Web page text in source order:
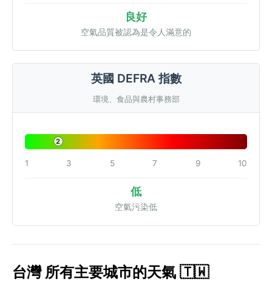
良好
空氣品質被認為是令人滿意的
英國 DEFRA 指數
環境、食品與農村事務部
2
1 3 5 7 9 10
低
空氣污染低
台灣 所有主要城市的天氣 🇹🇼